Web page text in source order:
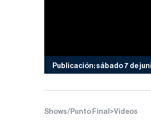
Publicación: sábado 7 de
Shows/Punto Final >Videos